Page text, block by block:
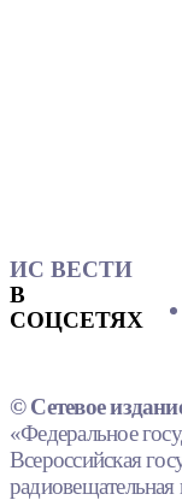
ИС ВЕСТИ
В
СОЦСЕТЯХ
© Сетевое
«Федеральное
Всероссийская